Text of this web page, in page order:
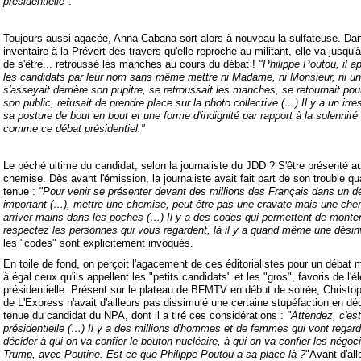
Toujours aussi agacée, Anna Cabana sort alors à nouveau la sulfateuse.
inventaire à la Prévert des travers qu'elle reproche au militant, elle va
de s'être... retroussé les manches au cours du débat ! "Philippe Poutou, il
les candidats par leur nom sans même mettre ni Madame, ni Monsieur, ni
s'asseyait derrière son pupitre, se retroussait les manches, se retournait
son public, refusait de prendre place sur la photo collective (…) Il y a un
sa posture de bout en bout et une forme d'indignité par rapport à la solennité
comme ce débat présidentiel."
Le péché ultime du candidat, selon la journaliste du JDD ? S'être présenté
chemise. Dès avant l'émission, la journaliste avait fait part de son trouble
tenue : "Pour venir se présenter devant des millions des Français dans un
important (…), mettre une chemise, peut-être pas une cravate mais une
arriver mains dans les poches (…) Il y a des codes qui permettent de
respectez les personnes qui vous regardent, là il y a quand même une
les "codes" sont explicitement invoqués.
En toile de fond, on perçoit l'agacement de ces éditorialistes pour un débat
à égal ceux qu'ils appellent les "petits candidats" et les "gros", favoris de
présidentielle. Présent sur le plateau de BFMTV en début de soirée,
de L'Express n'avait d'ailleurs pas dissimulé une certaine stupéfaction en
tenue du candidat du NPA, dont il a tiré ces considérations : "Attendez,
présidentielle (…) Il y a des millions d'hommes et de femmes qui vont
décider à qui on va confier le bouton nucléaire, à qui on va confier les
Trump, avec Poutine. Est-ce que Philippe Poutou a sa place là ?"Avant